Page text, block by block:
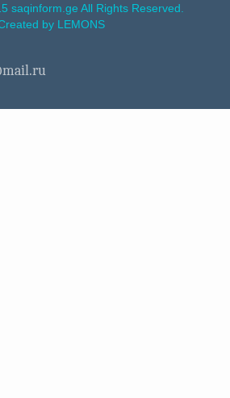
saqinform.ge All Rights Reserved.
by LEMONS